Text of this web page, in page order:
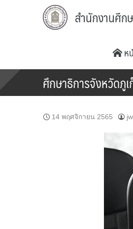
สำนักงานศึก
ห
ศึกษาธิการจังหวัดภู
14 พฤศจิกายน 2565